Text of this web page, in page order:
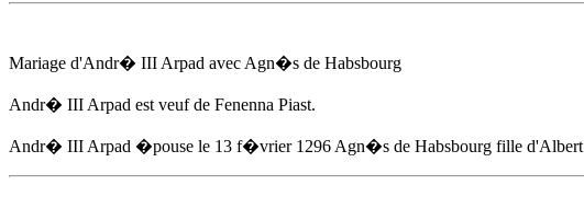
Mariage d'Andr� III Arpad avec Agn�s de Habsbourg
Andr� III Arpad est veuf de Fenenna Piast.
Andr� III Arpad �pouse le 13 f�vrier 1296 Agn�s de Habsbourg fille